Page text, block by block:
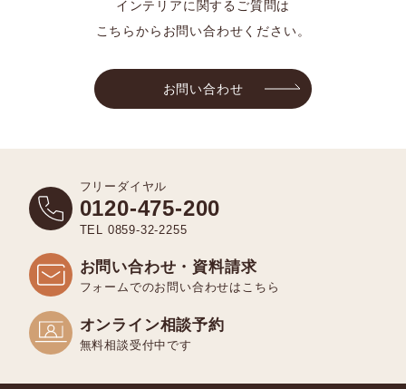
インテリアに関するご質問は
こちらからお問い合わせください。
お問い合わせ
フリーダイヤル
0120-475-200
TEL 0859-32-2255
お問い合わせ・資料請求
フォームでのお問い合わせはこちら
オンライン相談予約
無料相談受付中です